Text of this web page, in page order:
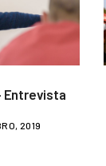
Entrevista
2019